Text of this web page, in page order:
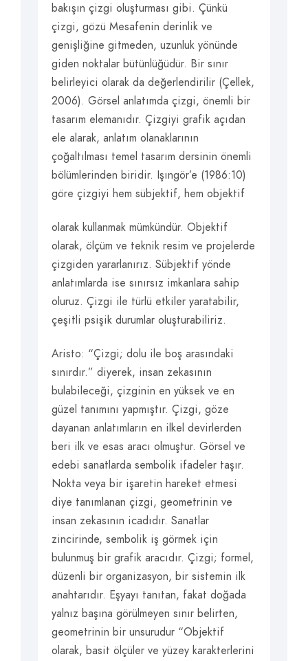
bakışın çizgi oluşturması gibi. Çünkü
çizgi, gözü Mesafenin derinlik ve
genişliğine gitmeden, uzunluk yönünde
giden noktalar bütünlüğüdür. Bir sınır
belirleyici olarak da değerlendirilir (Çellek,
2006). Görsel anlatımda çizgi, önemli bir
tasarım elemanıdır. Çizgiyi grafik açıdan
ele alarak, anlatım olanaklarının
çoğaltılması temel tasarım dersinin önemli
bölümlerinden biridir. Işıngör’e (1986:10)
göre çizgiyi hem sübjektif, hem objektif
olarak kullanmak mümkündür. Objektif
olarak, ölçüm ve teknik resim ve projelerde
çizgiden yararlanırız. Sübjektif yönde
anlatımlarda ise sınırsız imkanlara sahip
oluruz. Çizgi ile türlü etkiler yaratabilir,
çeşitli psişik durumlar oluşturabiliriz.
Aristo: “Çizgi; dolu ile boş arasındaki
sınırdır.” diyerek, insan zekasının
bulabileceği, çizginin en yüksek ve en
güzel tanımını yapmıştır. Çizgi, göze
dayanan anlatımların en ilkel devirlerden
beri ilk ve esas aracı olmuştur. Görsel ve
edebi sanatlarda sembolik ifadeler taşır.
Nokta veya bir işaretin hareket etmesi
diye tanımlanan çizgi, geometrinin ve
insan zekasının icadıdır. Sanatlar
zincirinde, sembolik iş görmek için
bulunmuş bir grafik aracıdır. Çizgi; formel,
düzenli bir organizasyon, bir sistemin ilk
anahtarıdır. Eşyayı tanıtan, fakat doğada
yalnız başına görülmeyen sınır belirten,
geometrinin bir unsurudur “Objektif
olarak, basit ölçüler ve yüzey karakterlerini